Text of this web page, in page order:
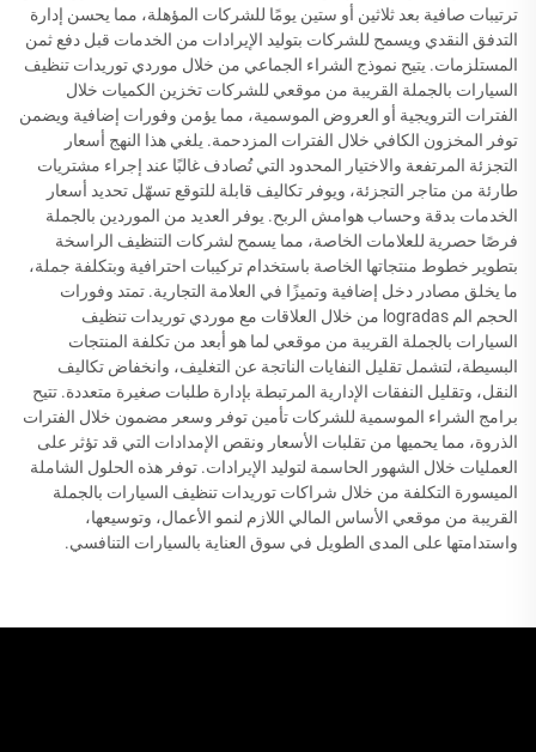
ترتيبات صافية بعد ثلاثين أو ستين يومًا للشركات المؤهلة، مما يحسن إدارة
التدفق النقدي ويسمح للشركات بتوليد الإيرادات من الخدمات قبل دفع ثمن
المستلزمات. يتيح نموذج الشراء الجماعي من خلال موردي توريدات تنظيف
السيارات بالجملة القريبة من موقعي للشركات تخزين الكميات خلال
الفترات الترويجية أو العروض الموسمية، مما يؤمن وفورات إضافية ويضمن
توفر المخزون الكافي خلال الفترات المزدحمة. يلغي هذا النهج أسعار
التجزئة المرتفعة والاختيار المحدود التي تُصادف غالبًا عند إجراء مشتريات
طارئة من متاجر التجزئة، ويوفر تكاليف قابلة للتوقع تسهّل تحديد أسعار
الخدمات بدقة وحساب هوامش الربح. يوفر العديد من الموردين بالجملة
فرصًا حصرية للعلامات الخاصة، مما يسمح لشركات التنظيف الراسخة
بتطوير خطوط منتجاتها الخاصة باستخدام تركيبات احترافية وبتكلفة جملة،
ما يخلق مصادر دخل إضافية وتميزًا في العلامة التجارية. تمتد وفورات
الحجم الم logradas من خلال العلاقات مع موردي توريدات تنظيف
السيارات بالجملة القريبة من موقعي لما هو أبعد من تكلفة المنتجات
البسيطة، لتشمل تقليل النفايات الناتجة عن التغليف، وانخفاض تكاليف
النقل، وتقليل النفقات الإدارية المرتبطة بإدارة طلبات صغيرة متعددة. تتيح
برامج الشراء الموسمية للشركات تأمين توفر وسعر مضمون خلال الفترات
الذروة، مما يحميها من تقلبات الأسعار ونقص الإمدادات التي قد تؤثر على
العمليات خلال الشهور الحاسمة لتوليد الإيرادات. توفر هذه الحلول الشاملة
الميسورة التكلفة من خلال شراكات توريدات تنظيف السيارات بالجملة
القريبة من موقعي الأساس المالي اللازم لنمو الأعمال، وتوسيعها،
واستدامتها على المدى الطويل في سوق العناية بالسيارات التنافسي.